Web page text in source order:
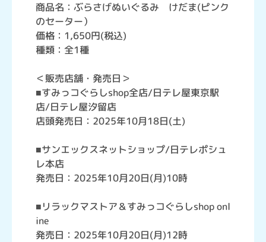
商品名：ぶらさげぬいぐるみ けだま(ピンク
のセーター）
価格：1,650円(税込)
種類：全1種
＜販売店舗・発売日＞
■すみっコぐらしshop全店/日テレ屋東京駅
店/日テレ屋汐留店
店頭発売日：2025年10月18日(土)
■サンエックスネットショップ/日テレポシュ
レ本店
発売日：2025年10月20日(月)10時
■リラックマストア＆すみっコぐらしshop onl
ine
発売日：2025年10月20日(月)12時